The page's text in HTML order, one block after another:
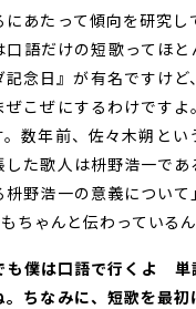
あたって傾向を研究
語だけの短歌ってほ
念日』が有名ですけ
こぜにするわけです
数年前、佐々木朔と
た歌人は枡野浩一で
野浩一の意義につい
ちゃんと伝わっている
も僕は口語で行くよ
ちなみに、短歌を最